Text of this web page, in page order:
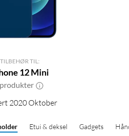
TILBEHØR TIL:
12 Mini
2020 Oktober
Etui & deksel Gadgets